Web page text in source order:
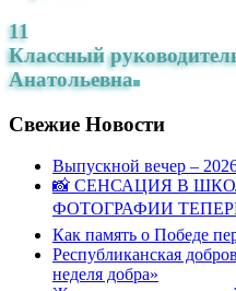
11
Классный
Анатольевна
Свежие Новости
Выпускной вечер –
📸 СЕНСАЦИЯ В
ФОТОГРАФИИ
Как память о Победе
Республиканская
неделя добра»